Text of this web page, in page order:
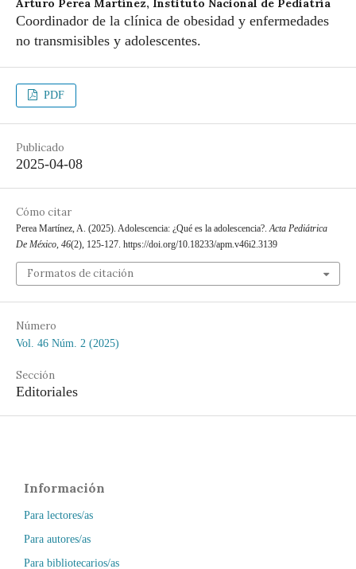
Arturo Perea Martínez, Instituto Nacional de Pediatría
Coordinador de la clínica de obesidad y enfermedades
no transmisibles y adolescentes.
PDF
Publicado
2025-04-08
Cómo citar
Perea Martínez, A. (2025). Adolescencia: ¿Qué es la adolescencia?.Acta Pediátrica
De México, 46(2), 125-127. https://doi.org/10.18233/apm.v46i2.3139
Formatos de citación
Número
Vol. 46 Núm. 2 (2025)
Sección
Editoriales
Información
Para lectores/as
Para autores/as
Para bibliotecarios/as